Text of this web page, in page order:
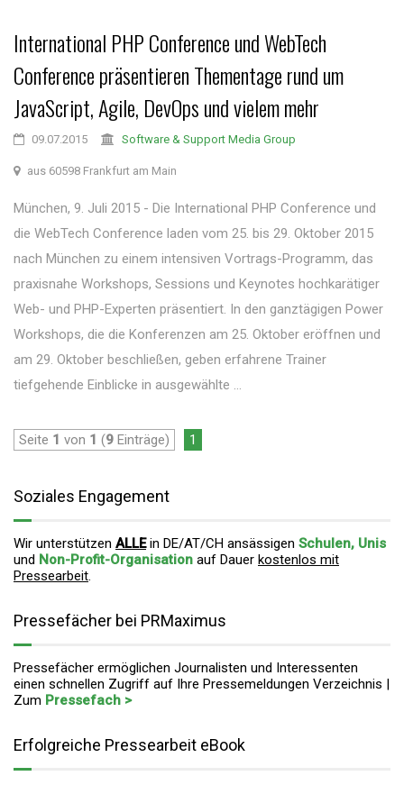
International PHP Conference und WebTech
Conference präsentieren Thementage rund um
JavaScript, Agile, DevOps und vielem mehr
09.07.2015 Software & Support Media Group
aus 60598 Frankfurt am Main
München, 9. Juli 2015 - Die International PHP Conference und
die WebTech Conference laden vom 25. bis 29. Oktober 2015
nach München zu einem intensiven Vortrags-Programm, das
praxisnahe Workshops, Sessions und Keynotes hochkarätiger
Web- und PHP-Experten präsentiert. In den ganztägigen Power
Workshops, die die Konferenzen am 25. Oktober eröffnen und
am 29. Oktober beschließen, geben erfahrene Trainer
tiefgehende Einblicke in ausgewählte ...
Seite 1 von 1 (9 Einträge) 1
Soziales Engagement
Wir unterstützen ALLEin DE/AT/CH ansässigen Schulen, Unis
und Non-Profit-Organisation auf Dauer kostenlos mit
Pressearbeit.
Pressefächer bei PRMaximus
Pressefächer ermöglichen Journalisten und Interessenten
einen schnellen Zugriff auf Ihre Pressemeldungen Verzeichnis |
Zum Pressefach >
Erfolgreiche Pressearbeit eBook